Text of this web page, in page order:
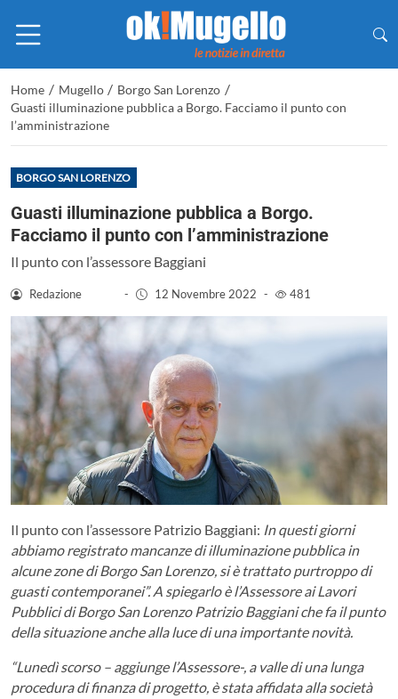
Home / Mugello / Borgo San Lorenzo /
Guasti illuminazione pubblica a Borgo. Facciamo il punto con
l’amministrazione
BORGO SAN LORENZO
Guasti illuminazione pubblica a Borgo.
Facciamo il punto con l’amministrazione
Il punto con l’assessore Baggiani
Redazione - 12 Novembre 2022 - 481
Il punto con l’assessore Patrizio Baggiani: In questi giorni
abbiamo registrato mancanze di illuminazione pubblica in
alcune zone di Borgo San Lorenzo, si è trattato purtroppo di
guasti contemporanei”. A spiegarlo è l’Assessore ai Lavori
Pubblici di Borgo San Lorenzo Patrizio Baggiani che fa il punto
della situazione anche alla luce di una importante novità.
“Lunedì scorso – aggiunge l’Assessore-, a valle di una lunga
procedura di finanza di progetto, è stata affidata alla società